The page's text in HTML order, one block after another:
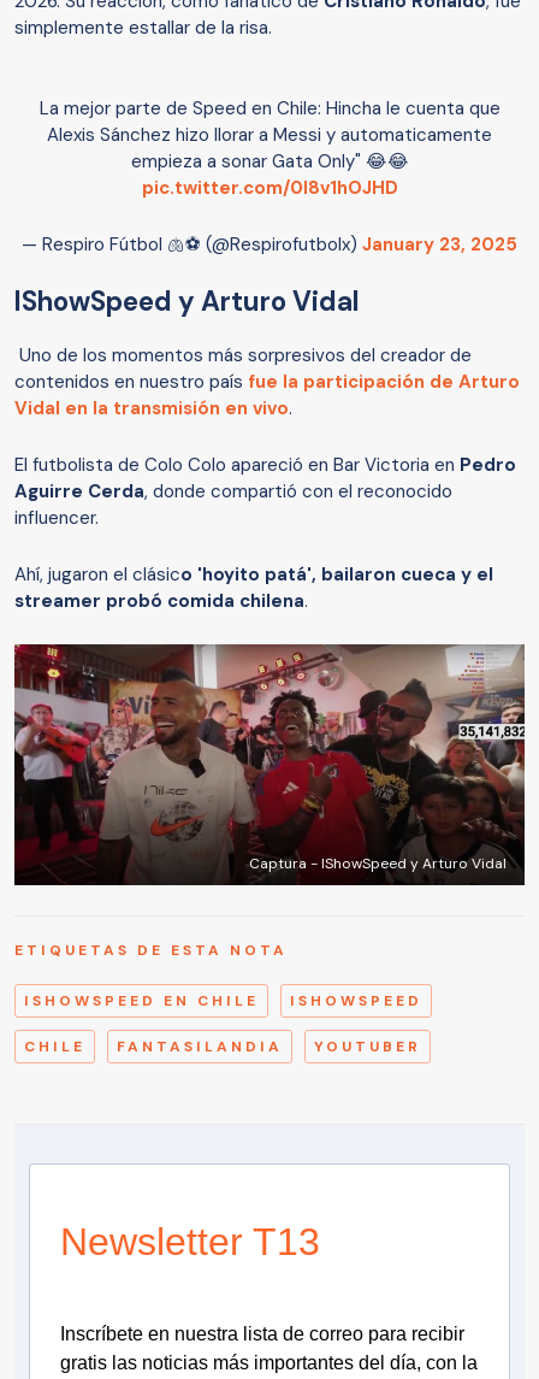
simplemente estallar de la risa.
La mejor parte de Speed en Chile: Hincha le cuenta que
Alexis Sánchez hizo llorar a Messi y automaticamente
empieza a sonar Gata Only" 😂😂
pic.twitter.com/0l8v1hOJHD
— Respiro Fútbol 🫁⚽ (@Respirofutbolx) January 23, 2025
IShowSpeed y Arturo Vidal
Uno de los momentos más sorpresivos del creador de
contenidos en nuestro país fue la participación de Arturo
Vidal en la transmisión en vivo.
El futbolista de Colo Colo apareció en Bar Victoria en Pedro
Aguirre Cerda, donde compartió con el reconocido
influencer.
Ahí, jugaron el clásico 'hoyito patá', bailaron cueca y el
streamer probó comida chilena.
Captura - IShowSpeed y Arturo Vidal
ETIQUETAS DE ESTA NOTA
ISHOWSPEED EN CHILE ISHOWSPEED
CHILE FANTASILANDIA YOUTUBER
Newsletter T13
Inscríbete en nuestra lista de correo para recibir
gratis las noticias más importantes del día, con la